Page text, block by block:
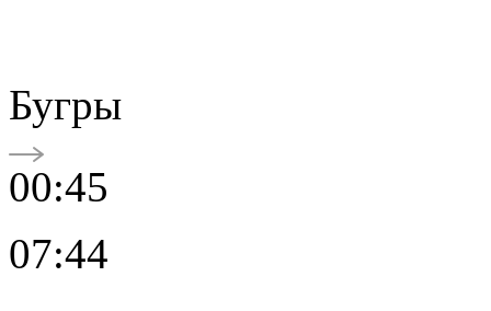
Бугры
00:45
07:44